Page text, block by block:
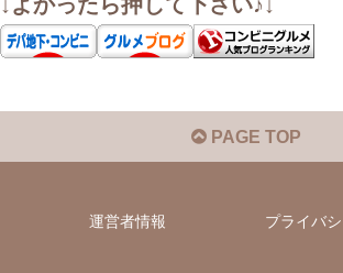
PAGE TOP
運営者情報
プライバ